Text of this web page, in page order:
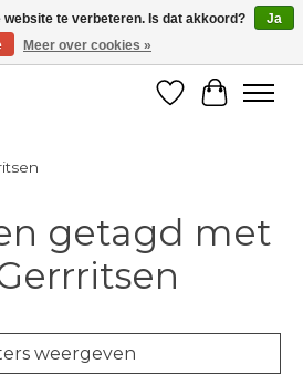
Kunstmagazijn Nijmegen!
Verlanglijst
getagd met
weergeven
te verbeteren. Is dat akkoord?
Ja
Meer over cookies »